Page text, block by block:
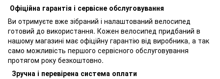
Офіційна гарантія і сервісне обслуговування
Ви отримуєте вже зібраний і налаштований велосипед
готовий до використання. Кожен велосипед придбаний в
нашому магазині має офіційну гарантію від виробника, а так
само можливість першого сервісного обслуговування
протягом року безкоштовно.
Зручна і перевірена система оплати